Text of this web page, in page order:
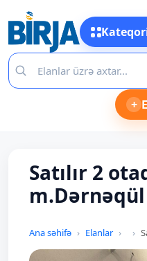
+
Satılır 2
m.Dərnəqül
Ana səhifə Elanlar